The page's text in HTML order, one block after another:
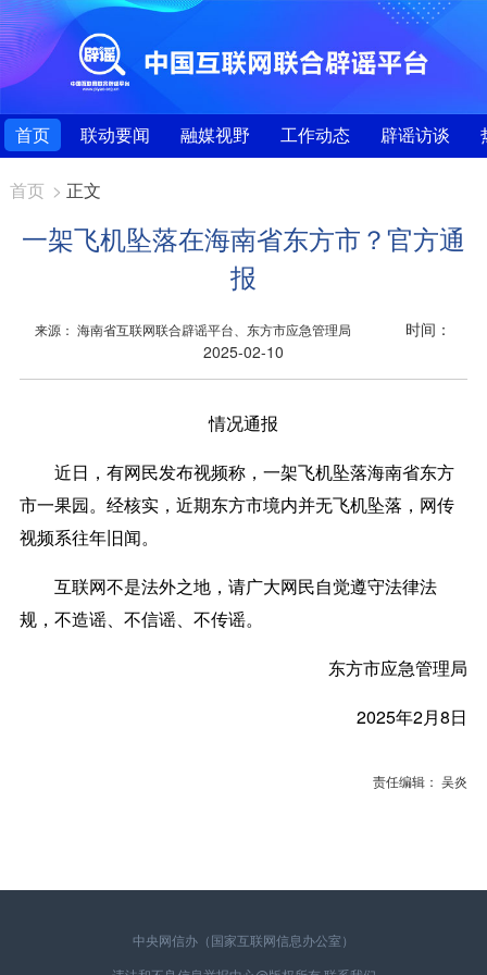
首页 联动要闻 融媒视野 工作动态 辟谣访谈
首页 > 正文
一架飞机坠落在海南省东方市？官方通
报
来源： 海南省互联网联合辟谣平台、东方市应急管理局
时间：
2025-02-10
情况通报
近日，有网民发布视频称，一架飞机坠落海南省东方
市一果园。经核实，近期东方市境内并无飞机坠落，网传
视频系往年旧闻。
互联网不是法外之地，请广大网民自觉遵守法律法
规，不造谣、不信谣、不传谣。
东方市应急管理局
2025年2月8日
责任编辑： 吴炎
中央网信办（国家互联网信息办公室）